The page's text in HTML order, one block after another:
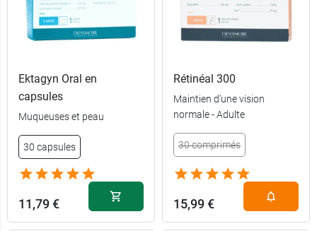
30
4,39 €
90
comprimés
12,99 €
Ektagyn Oral en
capsules
Muqueuses et peau
30 capsules
11,79 €
Rétinéal 300
Maintien d'une vision
normale - Adulte
30 comprimés
15,99 €